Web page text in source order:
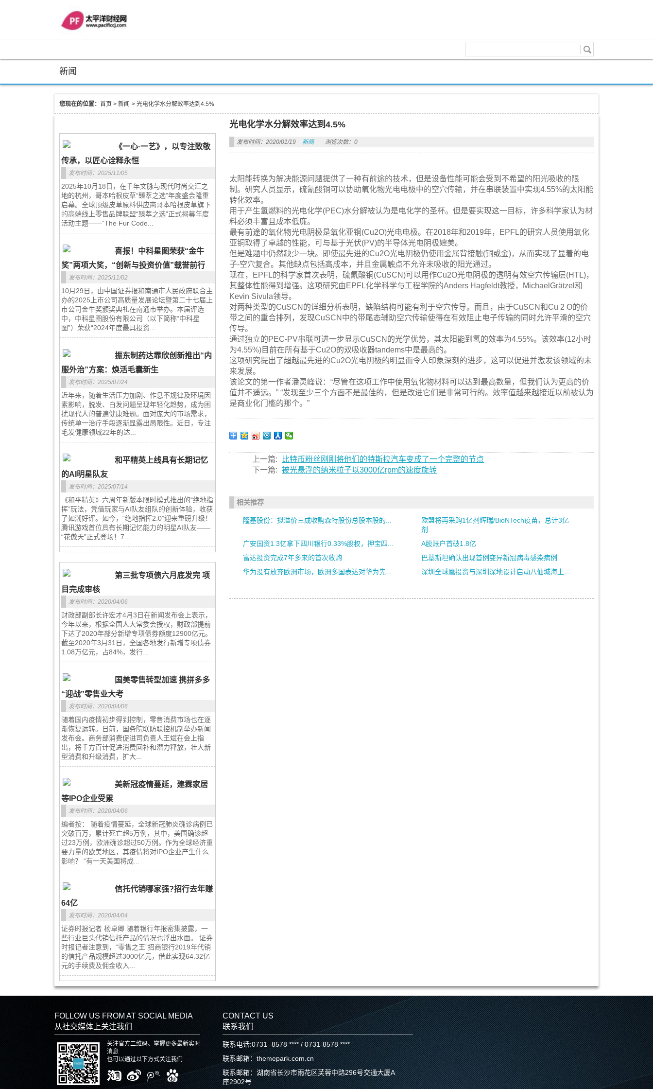
新闻
您现在的位置： 首页 > 新闻 > 光电化学水分解效率达到4.5%
《一心·一艺》，以专注致敬
传承，以匠心诠释永恒
发布时间：2025/11/05
2025年10月18日，在千年文脉与现代时尚交汇之
地的杭州，哥本哈根皮草“臻萃之选”年度盛会隆重
启幕。全球顶级皮草原料供应商哥本哈根皮草旗下
的高端线上零售品牌联盟“臻萃之选”正式揭幕年度
活动主题——“The Fur Code...
喜报！中科星图荣获“金牛
奖”两项大奖，“创新与投资价值”载誉前行
发布时间：2025/11/02
10月29日，由中国证券报和南通市人民政府联合主
办的2025上市公司高质量发展论坛暨第二十七届上
市公司金牛奖颁奖典礼在南通市举办。本届评选
中，中科星图股份有限公司（以下简称“中科星
图”）荣获“2024年度最具投资...
振东制药达霏欣创新推出“内
服外治”方案：焕活毛囊新生
发布时间：2025/07/24
近年来，随着生活压力加剧、作息不规律及环境因
素影响，脱发、白发问题呈现年轻化趋势，成为困
扰现代人的普遍健康难题。面对庞大的市场需求，
传统单一治疗手段逐渐显露出局限性。近日，专注
毛发健康领域22年的达...
和平精英上线具有长期记忆
的AI明星队友
发布时间：2025/07/14
《和平精英》六周年新版本限时模式推出的“绝地指
挥”玩法，凭借玩家与AI队友组队的创新体验，收获
了如潮好评。如今，“绝地指挥2.0”迎来重磅升级！
腾讯游戏首位具有长期记忆能力的明星AI队友——
“花傲天”正式登场！7...
第三批专项债六月底发完 项
目完成审核
发布时间：2020/04/06
财政部副部长许宏才4月3日在新闻发布会上表示，
今年以来，根据全国人大常委会授权，财政部提前
下达了2020年部分新增专项债券额度12900亿元。
截至2020年3月31日，全国各地发行新增专项债券
1.08万亿元，占84%，发行...
国美零售转型加速 携拼多多
“迎战”零售业大考
发布时间：2020/04/06
随着国内疫情初步得到控制，零售消费市场也在逐
渐恢复运转。日前，国务院联防联控机制举办新闻
发布会。商务部消费促进司负责人王斌在会上指
出，将千方百计促进消费回补和潜力释放，壮大新
型消费和升级消费，扩大...
美新冠疫情蔓延，建霖家居
等IPO企业受累
发布时间：2020/04/06
编者按： 随着疫情蔓延，全球新冠肺炎确诊病例已
突破百万，累计死亡超5万例，其中，美国确诊超
过23万例，欧洲确诊超过50万例。作为全球经济重
要力量的欧美地区，其疫情将对IPO企业产生什么
影响？ “有一天美国将成...
信托代销哪家强?招行去年赚
64亿
发布时间：2020/04/04
证券时报记者 杨卓卿 随着银行年报密集披露，一
些行业巨头代销信托产品的情况也浮出水面。 证券
时报记者注意到，“零售之王”招商银行2019年代销
的信托产品规模超过3000亿元，借此实现64.32亿
元的手续费及佣金收入...
光电化学水分解效率达到4.5%
发布时间：2020/01/19 新闻 浏览次数：0
太阳能转换为解决能源问题提供了一种有前途的技术，但是设备性能可能会受到不希望的阳光吸收的限
制。研究人员显示，硫氰酸铜可以协助氧化物光电电极中的空穴传输，并在串联装置中实现4.55%的太阳能
转化效率。
用于产生氢燃料的光电化学(PEC)水分解被认为是电化学的圣杯。但是要实现这一目标，许多科学家认为材
料必须丰富且成本低廉。
最有前途的氧化物光电阴极是氧化亚铜(Cu2O)光电电极。在2018年和2019年，EPFL的研究人员使用氧化
亚铜取得了卓越的性能，可与基于光伏(PV)的半导体光电阴极媲美。
但是难题中仍然缺少一块。即使最先进的Cu2O光电阴极仍使用金属背接触(铜或金)，从而实现了显着的电
子-空穴复合。其他缺点包括高成本，并且金属触点不允许未吸收的阳光通过。
现在，EPFL的科学家首次表明，硫氰酸铜(CuSCN)可以用作Cu2O光电阴极的透明有效空穴传输层(HTL)，
其整体性能得到增强。这项研究由EPFL化学科学与工程学院的Anders Hagfeldt教授，MichaelGrätzel和
Kevin Sivula领导。
对两种类型的CuSCN的详细分析表明，缺陷结构可能有利于空穴传导。而且，由于CuSCN和Cu 2 O的价
带之间的重合排列，发现CuSCN中的带尾态辅助空穴传输使得在有效阻止电子传输的同时允许平滑的空穴
传导。
通过独立的PEC-PV串联可进一步显示CuSCN的光学优势，其太阳能到氢的效率为4.55%。该效率(12小时
为4.55%)目前在所有基于Cu2O的双吸收器tandems中是最高的。
这项研究提出了超越最先进的Cu2O光电阴极的明显而令人印象深刻的进步，这可以促进并激发该领域的未
来发展。
该论文的第一作者潘灵峰说：“尽管在这项工作中使用氧化物材料可以达到最高数量，但我们认为更高的价
值并不遥远。” “发现至少三个方面不是最佳的，但是改进它们是非常可行的。效率值越来越接近以前被认为
是商业化门槛的那个。”
上一篇:
比特币粉丝刚刚将他们的特斯拉汽车变成了一个完整的节点
下一篇: 被光悬浮的纳米粒子以3000亿rpm的速度旋转
相关推荐
隆基股份：拟溢价三成收购森特股份总股本股的...
欧盟将再采购1亿剂辉瑞/BioNTech疫苗，总计3亿
剂
广安国资1.3亿拿下四川银行0.33%股权，押宝四...
A股账户首破1.8亿
富达投资完成7年多来的首次收购
巴基斯坦确认出现首例变异新冠病毒感染病例
华为没有放弃欧洲市场，欧洲多国表达对华为先...
深圳全球鹰投资与深圳深地设计启动八仙城海上...
FOLLOW US FROM AT SOCIAL MEDIA
从社交媒体上关注我们
关注官方二维码、掌握更多最新实时
消息
也可以通过以下方式关注我们
CONTACT US
联系我们
联系电话:0731 -8578 **** / 0731-8578 ****
联系邮箱：themepark.com.cn
联系邮箱：湖南省长沙市雨花区芙蓉中路296号交通大厦A
座2902号